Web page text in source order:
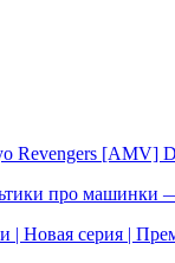
Revengers [AMV]
про машинки
Новая серия |